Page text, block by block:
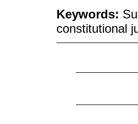
Keywords:
constitutional